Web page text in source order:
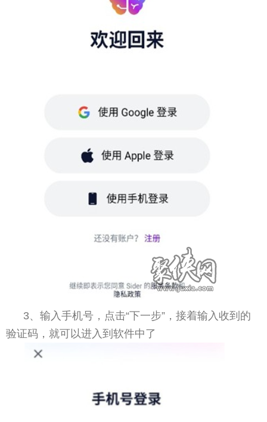
3、输入手机号，点击“下一步”，接着输入收到的
验证码，就可以进入到软件中了